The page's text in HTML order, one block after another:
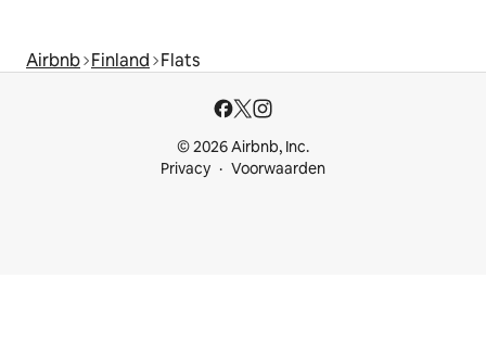
Airbnb Finland Flats
© 2026 Airbnb, Inc.
Privacy
Voorwaarden